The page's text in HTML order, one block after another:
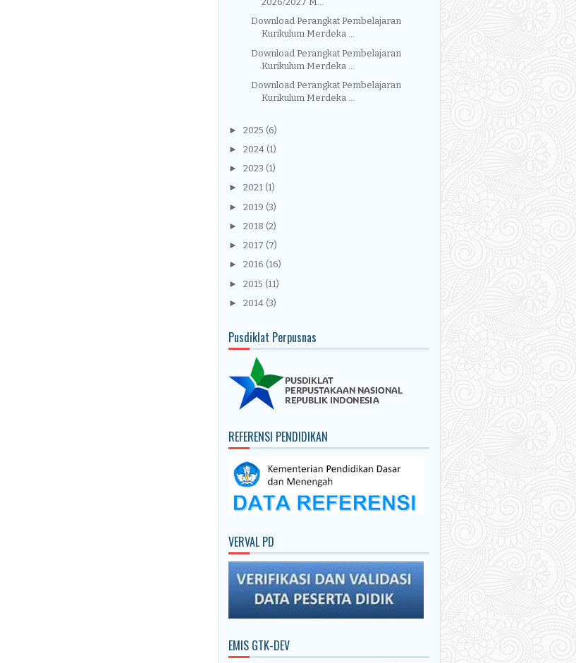
Download Perangkat Pembelajaran
Kurikulum Merdeka ...
Download Perangkat Pembelajaran
Kurikulum Merdeka ...
Download Perangkat Pembelajaran
Kurikulum Merdeka ...
► 2025 (6)
► 2024 (1)
► 2023 (1)
► 2021 (1)
► 2019 (3)
► 2018 (2)
► 2017 (7)
► 2016 (16)
► 2015 (11)
► 2014 (3)
Pusdiklat Perpusnas
REFERENSI PENDIDIKAN
VERVAL PD
EMIS GTK-DEV